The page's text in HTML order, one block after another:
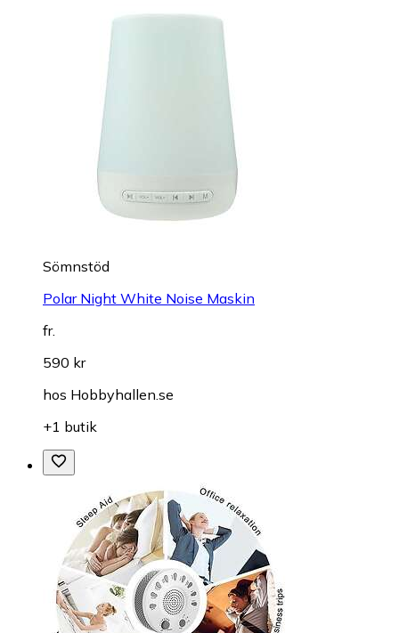
Sömnstöd
Polar Night White Noise Maskin
fr.
590 kr
hos Hobbyhallen.se
+1 butik